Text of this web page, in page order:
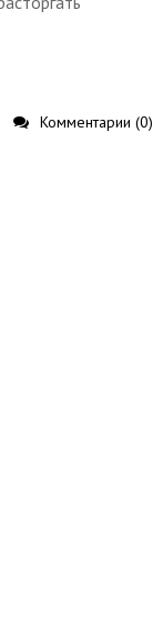
Комментарии (0)